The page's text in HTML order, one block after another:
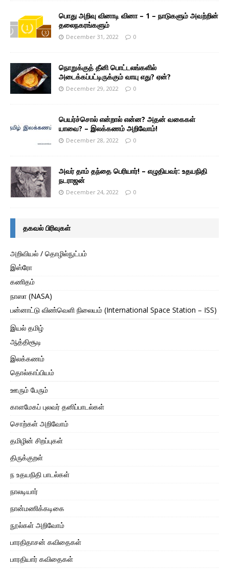
பொது அறிவு வினாடி வினா – 1 – நாடுகளும் அவற்றின்
தலைநகரங்களும்
December 31, 2022 0
நொறுக்குத் தீனி பொட்டலங்களில்
அடைக்கப்பட்டிருக்கும் வாயு எது? ஏன்?
December 29, 2022 0
பெயர்ச்சொல் என்றால் என்ன? அதன் வகைகள்
யாவை? – இலக்கணம் அறிவோம்!
December 28, 2022 0
அவர் தாம் தந்தை பெரியார்! – எழுதியவர்: உதயநிதி
நடராஜன்
December 24, 2022 0
தகவல் பிரிவுகள்
அறிவியல் / தொழில்நுட்பம்
இஸ்ரோ
கணிதம்
நாஸா (NASA)
பன்னாட்டு விண்வெளி நிலையம் (International Space Station – ISS)
இயல் தமிழ்
ஆத்திசூடி
இலக்கணம்
தொல்காப்பியம்
ஊரும் பேரும்
காளமேகப் புலவர் தனிப்பாடல்கள்
சொற்கள் அறிவோம்
தமிழின் சிறப்புகள்
திருக்குறள்
ந உதயநிதி பாடல்கள்
நாலடியார்
நான்மணிக்கடிகை
நூல்கள் அறிவோம்
பாரதிதாசன் கவிதைகள்
பாரதியார் கவிதைகள்